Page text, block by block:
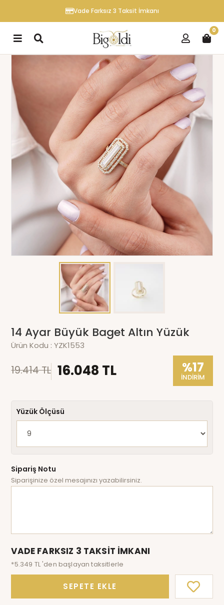
Vade Farksız 3 Taksit İmkanı
0
14 Ayar Büyük Baget Altın Yüzük
Ürün Kodu :YZK1553
19.414 TL 16.048 TL %17
İNDİRİM
Yüzük Ölçüsü
Sipariş Notu
Siparişinize özel mesajınızı yazabilirsiniz.
VADE FARKSIZ 3 TAKSİT İMKANI
*5.349 TL 'den başlayan taksitlerle
SEPETE EKLE